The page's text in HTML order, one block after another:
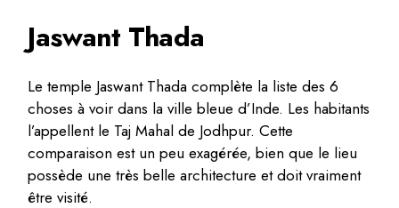
Jaswant Thada
Le temple Jaswant Thada complète la liste des 6
choses à voir dans la ville bleue d’Inde. Les habitants
l’appellent le Taj Mahal de Jodhpur. Cette
comparaison est un peu exagérée, bien que le lieu
possède une très belle architecture et doit vraiment
être visité.